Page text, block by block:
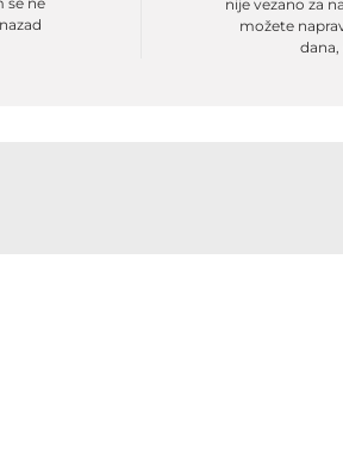
nije vezano za
možete
dana,